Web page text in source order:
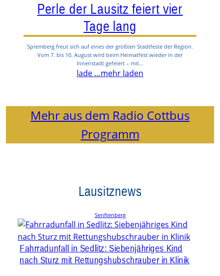
Perle der Lausitz feiert vier
Tage lang
Spremberg freut sich auf eines der größten Stadtfeste der Region.
Vom 7. bis 10. August wird beim Heimatfest wieder in der
Innenstadt gefeiert – mit…
lade …mehr laden
Mehr aus dem Radio Cottbus
Programm
Lausitznews
Senftenberg
Fahrradunfall in Sedlitz: Siebenjähriges Kind
nach Sturz mit Rettungshubschrauber in Klinik